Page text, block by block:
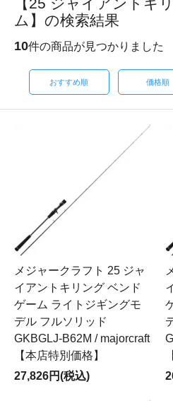
【25 ジャイアントキ
ム】の検索結果
10件の商品が見つかりました
おすすめ順 価格順
メジャークラフト 25 ジャ
イアントキリング ベンド
ゲーム ライトジギングモ
デル フルソリッド
GKBGLJ-B62M / majorcraft
【本店特別価格】
27,826円(税込)